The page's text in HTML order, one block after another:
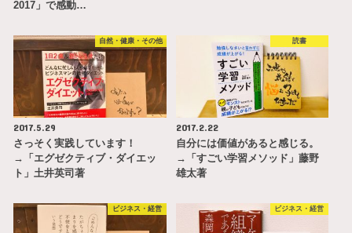
2017」で感動…
自然・健康・その他
2017.5.29
さっそく実践しています！
→「エグゼクティブ・ダイエッ
ト」土井英司著
読書
2017.2.22
自分には価値があると感じる。
→「すごい学習メソッド」藤野
雄太著
ビジネス・経営 ビジネス・経営